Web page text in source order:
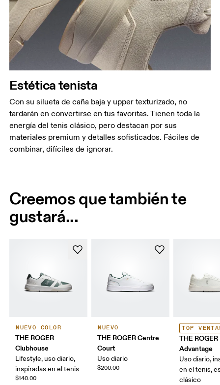
Estética tenista
Con su silueta de caña baja y upper texturizado, no
tardarán en convertirse en tus favoritas. Tienen toda la
energía del tenis clásico, pero destacan por sus
materiales premium y detalles sofisticados. Fáciles de
combinar, difíciles de ignorar.
Creemos que también te
gustará...
NUEVO COLOR
THE ROGER
Clubhouse
Lifestyle, uso diario,
inspiradas en el tenis
$140.00
NUEVO
THE ROGER Centre
Court
Uso diario
$200.00
TOP
THE ROGER
Advantage
Uso diario,
en el tenis,
clásico